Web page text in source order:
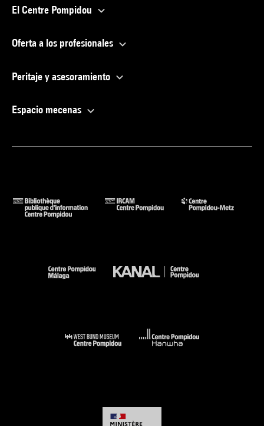
El Centre Pompidou
Oferta a los profesionales
Peritaje y asesoramiento
Espacio mecenas